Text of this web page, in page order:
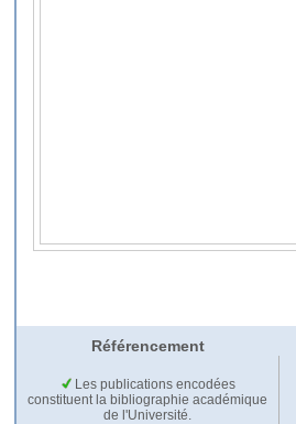
Référencement
Les publications encodées
constituent la bibliographie académique
de l'Université.